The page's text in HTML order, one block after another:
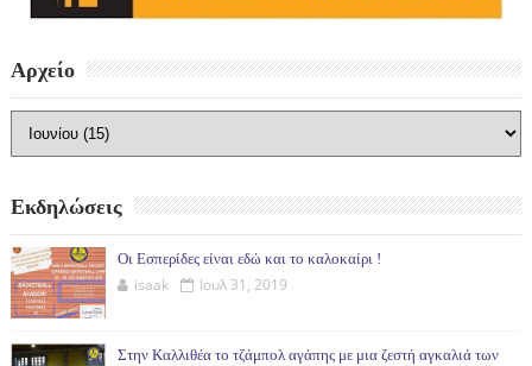
Αρχείο
Εκδηλώσεις
Οι Εσπερίδες είναι εδώ και το καλοκαίρι !
isaak Ιουλ 31, 2019
Στην Καλλιθέα το τζάμπολ αγάπης με μια ζεστή αγκαλιά των